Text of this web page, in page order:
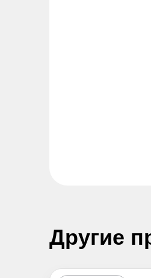
Другие